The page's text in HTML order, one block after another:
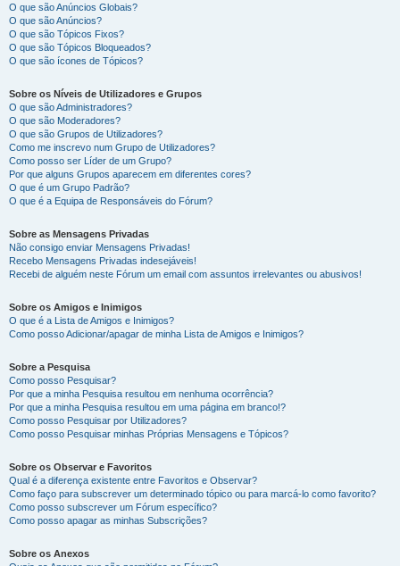
O que são Anúncios Globais?
O que são Anúncios?
O que são Tópicos Fixos?
O que são Tópicos Bloqueados?
O que são ícones de Tópicos?
Sobre os Níveis de Utilizadores e Grupos
O que são Administradores?
O que são Moderadores?
O que são Grupos de Utilizadores?
Como me inscrevo num Grupo de Utilizadores?
Como posso ser Líder de um Grupo?
Por que alguns Grupos aparecem em diferentes cores?
O que é um Grupo Padrão?
O que é a Equipa de Responsáveis do Fórum?
Sobre as Mensagens Privadas
Não consigo enviar Mensagens Privadas!
Recebo Mensagens Privadas indesejáveis!
Recebi de alguém neste Fórum um email com assuntos irrelevantes ou abusivos!
Sobre os Amigos e Inimigos
O que é a Lista de Amigos e Inimigos?
Como posso Adicionar/apagar de minha Lista de Amigos e Inimigos?
Sobre a Pesquisa
Como posso Pesquisar?
Por que a minha Pesquisa resultou em nenhuma ocorrência?
Por que a minha Pesquisa resultou em uma página em branco!?
Como posso Pesquisar por Utilizadores?
Como posso Pesquisar minhas Próprias Mensagens e Tópicos?
Sobre os Observar e Favoritos
Qual é a diferença existente entre Favoritos e Observar?
Como faço para subscrever um determinado tópico ou para marcá-lo como favorito?
Como posso subscrever um Fórum específico?
Como posso apagar as minhas Subscrições?
Sobre os Anexos